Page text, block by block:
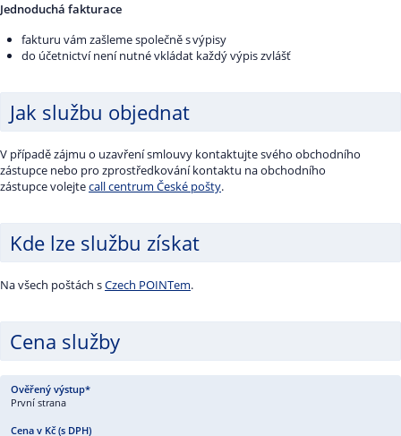
Jednoduchá fakturace
fakturu vám zašleme společně s výpisy
do účetnictví není nutné vkládat každý výpis zvlášť
Jak službu objednat
V případě zájmu o uzavření smlouvy kontaktujte svého obchodního
zástupce nebo pro zprostředkování kontaktu na obchodního
zástupce volejtecall centrum České pošty.
Kde lze službu získat
Na všech poštách sCzech POINTem.
Cena služby
První strana